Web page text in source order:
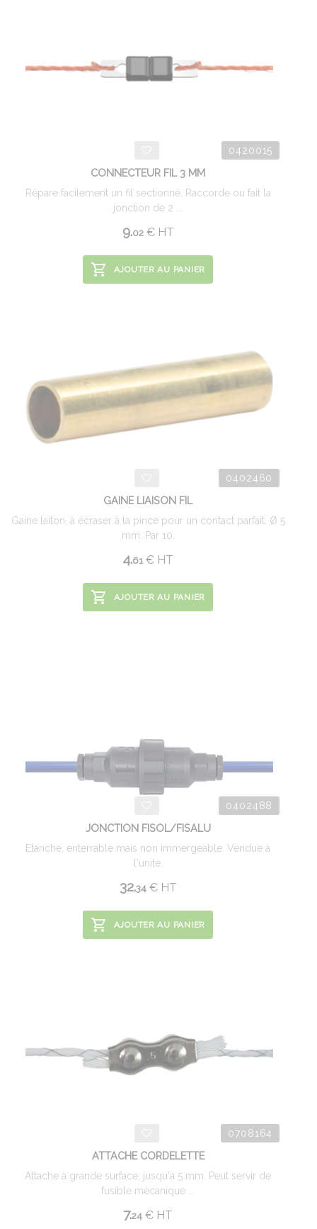
0420015
CONNECTEUR FIL 3 MM
Répare facilement un fil sectionné. Raccorde ou fait la
jonction de 2 ...
9.02 €HT
AJOUTER AU PANIER
0402460
GAINE LIAISON FIL
Gaine laiton, à écraser à la pince pour un contact parfait. Ø 5
mm. Par 10.
4.61 € HT
AJOUTER AU PANIER
0402488
JONCTION FISOL/FISALU
Etanche, enterrable mais non immergeable. Vendue à
l'unité.
32.34 €HT
AJOUTER AU PANIER
0708164
ATTACHE CORDELETTE
Attache à grande surface, jusqu'à 5 mm. Peut servir de
fusible mécanique ...
7.24 € HT